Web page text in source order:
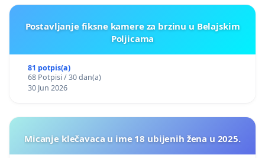
Postavljanje fiksne kamere za brzinu u Belajskim
Poljicama
81 potpis(a)
68 Potpisi / 30 dan(a)
30 Jun 2026
Micanje klečavaca u ime 18 ubijenih žena u 2025.